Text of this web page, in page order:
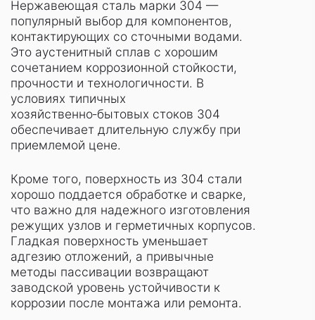
Нержавеющая сталь марки 304 —
популярный выбор для компонентов,
контактирующих со сточными водами.
Это аустенитный сплав с хорошим
сочетанием коррозионной стойкости,
прочности и технологичности. В
условиях типичных
хозяйственно‑бытовых стоков 304
обеспечивает длительную службу при
приемлемой цене.
Кроме того, поверхность из 304 стали
хорошо поддается обработке и сварке,
что важно для надежного изготовления
режущих узлов и герметичных корпусов.
Гладкая поверхность уменьшает
адгезию отложений, а привычные
методы пассивации возвращают
заводской уровень устойчивости к
коррозии после монтажа или ремонта.